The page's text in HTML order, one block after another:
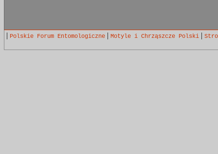
| Polskie Forum Entomologiczne | Motyle i Chrząszcze Polski |